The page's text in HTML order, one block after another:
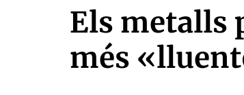
Els metalls
més